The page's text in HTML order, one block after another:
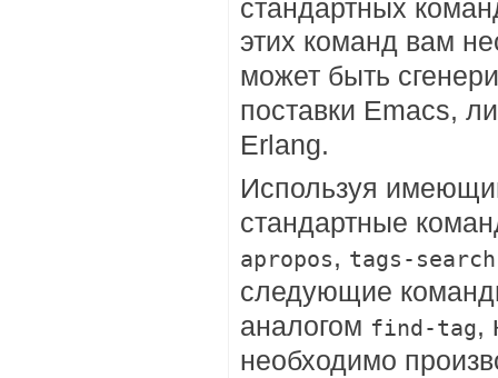
стандартных
этих команд вам
может быть
поставки Emacs,
Erlang.
Используя
стандартные
apropos, tags-search
следующие
аналогом find-tag,
необходимо